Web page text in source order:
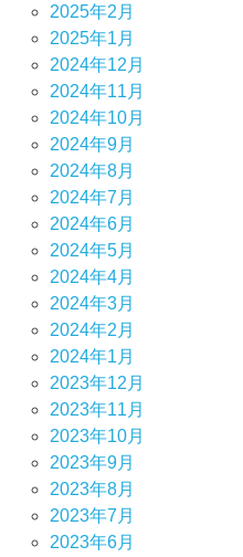
2025年2月
2025年1月
2024年12月
2024年11月
2024年10月
2024年9月
2024年8月
2024年7月
2024年6月
2024年5月
2024年4月
2024年3月
2024年2月
2024年1月
2023年12月
2023年11月
2023年10月
2023年9月
2023年8月
2023年7月
2023年6月